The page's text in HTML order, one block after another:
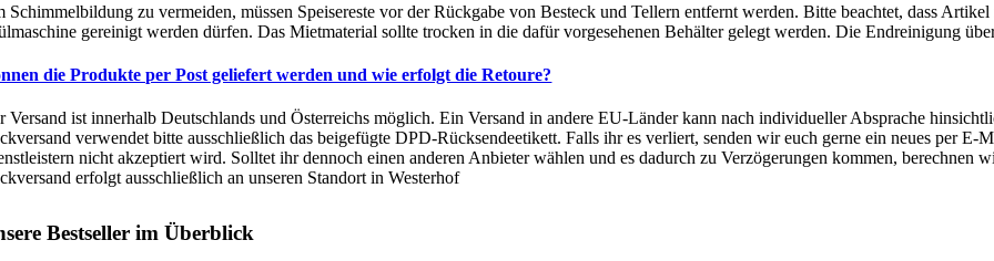
Schimmelbildung zu vermeiden, müssen Speisereste vor der Rückgabe von Besteck und Tellern entfernt werden. Bitte beachtet, dass
gereinigt werden dürfen. Das Mietmaterial sollte trocken in die dafür vorgesehenen Behälter gelegt werden. Die Endreinigung
die Produkte per Post geliefert werden und wie erfolgt die Retoure?
Versand ist innerhalb Deutschlands und Österreichs möglich. Ein Versand in andere EU-Länder kann nach individueller Absprache
verwendet bitte ausschließlich das beigefügte DPD-Rücksendeetikett. Falls ihr es verliert, senden wir euch gerne ein neues per E-
nicht akzeptiert wird. Solltet ihr dennoch einen anderen Anbieter wählen und es dadurch zu Verzögerungen kommen, berechnen
erfolgt ausschließlich an unseren Standort in Westerhof
Bestseller im Überblick